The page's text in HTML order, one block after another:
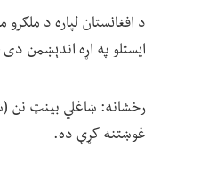
ایستلو په اړه اندېښمن
غوښتنه کړې ده.